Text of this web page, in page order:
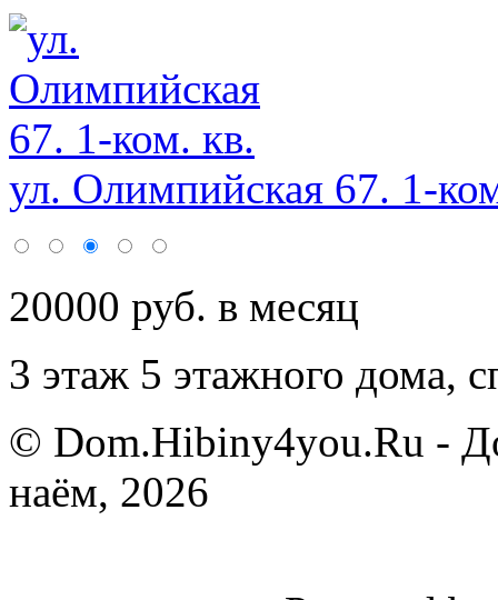
ул. Олимпийская 67. 1-
20000 руб. в месяц
3 этаж 5 этажного дома,
© Dom.Hibiny4you.Ru -
наём, 2026